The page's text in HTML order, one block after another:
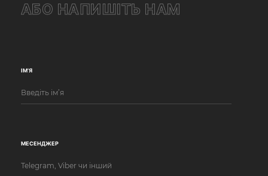
АБО НАПИШІТЬ НАМ
ІМ’Я
МЕСЕНДЖЕР